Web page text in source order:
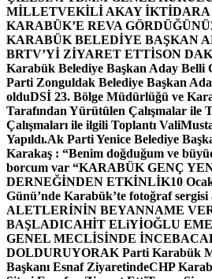
MİLLETVEKİLİ AKAY İKTİDARA
KARABÜK’E REVA
KARABÜK BELEDİYE BAŞKAN
BRTV’Yİ ZİYARET ETTİSON
Karabük Belediye Başkan Aday Belli
Parti Zonguldak Belediye Başkan
olduDSİ 23. Bölge Müdürlüğü ve
Tarafından Yürütülen Çalışmalar ile
Çalışmaları ile ilgili Toplantı
Yapıldı.Ak Parti Yenice Belediye
Karakaş : “Benim doğduğum ve
borcum var “KARABÜK GENÇ
DERNEĞİNDEN ETKİNLİK10
Günü’nde Karabük’te fotoğraf sergisi
ALETLERİNİN BEYANNAME
BAŞLADICAHİT ELiYİOĞLU
GENEL MECLİSİNDE
DOLDURUYORAK Parti Karabük
Başkanı Esnaf ZiyaretindeCHP